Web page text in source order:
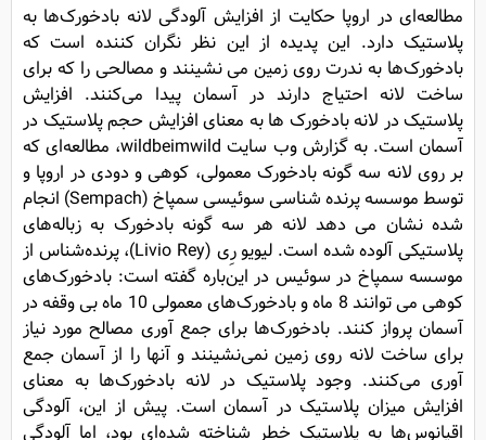
مطالعه‌ای در اروپا حکایت از افزایش آلودگی لانه بادخورک‌ها به
پلاستیک دارد. این پدیده از این نظر نگران کننده است که
بادخورک‌ها به ندرت روی زمین می نشینند و مصالحی را که برای
ساخت لانه احتیاج دارند در آسمان پیدا می‌کنند. افزایش
پلاستیک در لانه بادخورک ها به معنای افزایش حجم پلاستیک در
آسمان است. به گزارش وب سایت wildbeimwild، مطالعه‌ای که
بر روی لانه سه گونه بادخورک معمولی، کوهی و دودی در اروپا و
توسط موسسه پرنده شناسی سوئیسی سمپاخ (Sempach) انجام
شده نشان می دهد لانه هر سه گونه بادخورک به زباله‌های
پلاستیکی آلوده شده است. لیویو رِی (Livio Rey)، پرنده‌شناس از
موسسه سمپاخ در سوئیس در این‌باره گفته است: بادخورک‌های
کوهی می توانند 8 ماه و بادخورک‌های معمولی 10 ماه بی وقفه در
آسمان پرواز کنند. بادخورک‌ها برای جمع آوری مصالح مورد نیاز
برای ساخت لانه روی زمین نمی‌نشینند و آنها را از آسمان جمع
آوری می‌کنند. وجود پلاستیک در لانه بادخورک‌ها به معنای
افزایش میزان پلاستیک در آسمان است. پیش از این، آلودگی
اقیانوس‌ها به پلاستیک خطرِ شناخته شده‌ای بود، اما آلودگی